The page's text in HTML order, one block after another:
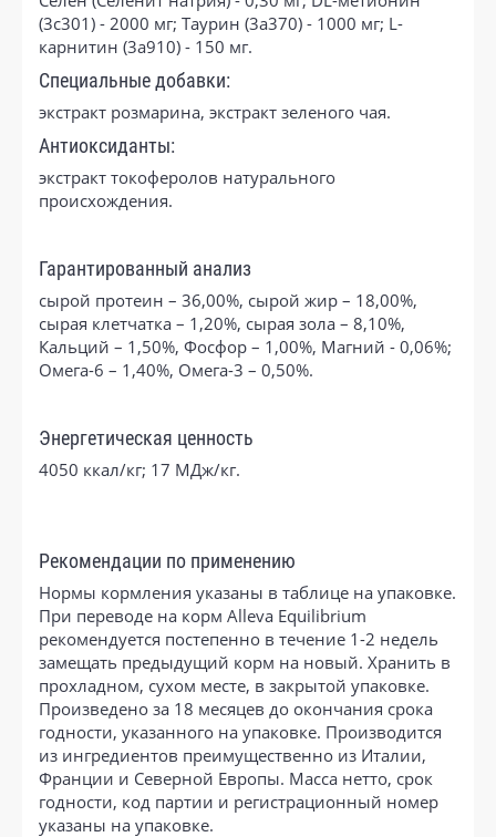
(3c301) - 2000 мг; Таурин (3a370) - 1000 мг; L-
карнитин (3a910) - 150 мг.
Специальные добавки:
экстракт розмарина, экстракт зеленого чая.
Антиоксиданты:
экстракт токоферолов натурального
происхождения.
Гарантированный анализ
сырой протеин – 36,00%, сырой жир – 18,00%,
сырая клетчатка – 1,20%, сырая зола – 8,10%,
Кальций – 1,50%, Фосфор – 1,00%, Магний - 0,06%;
Омега-6 – 1,40%, Омега-3 – 0,50%.
Энергетическая ценность
4050 ккал/кг; 17 МДж/кг.
Рекомендации по применению
Нормы кормления указаны в таблице на упаковке.
При переводе на корм Alleva Equilibrium
рекомендуется постепенно в течение 1-2 недель
замещать предыдущий корм на новый. Хранить в
прохладном, сухом месте, в закрытой упаковке.
Произведено за 18 месяцев до окончания срока
годности, указанного на упаковке. Производится
из ингредиентов преимущественно из Италии,
Франции и Северной Европы. Масса нетто, срок
годности, код партии и регистрационный номер
указаны на упаковке.